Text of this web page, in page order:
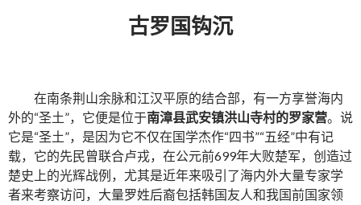
古罗国钩沉
在南条荆山余脉和江汉平原的结合部，有一方享誉海内
外的“圣土”，它便是位于南漳县武安镇洪山寺村的罗家营。说
它是“圣土”，是因为它不仅在国学杰作“四书”“五经”中有记
载，它的先民曾联合卢戎，在公元前699年大败楚军，创造过
楚史上的光辉战例，尤其是近年来吸引了海内外大量专家学
者来考察访问，大量罗姓后裔包括韩国友人和我国前国家领